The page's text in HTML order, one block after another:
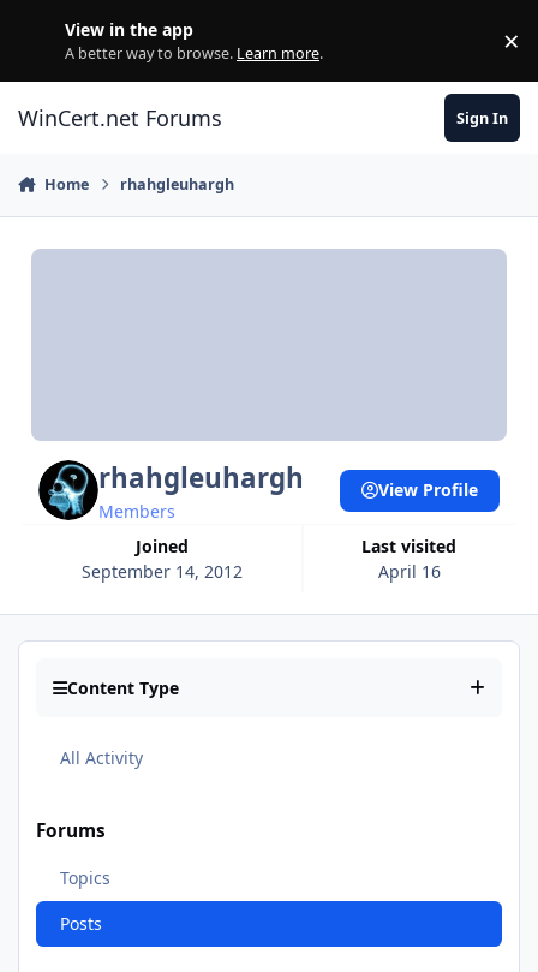
View in the app
A better way to browse. Learn more. ×
WinCert.net Forums Sign In
Home rhahgleuhargh
rhahgleuhargh
Members
Joined
September 14, 2012
Last visited
April 16
View Profile
Content Type
All Activity
Forums
Topics
Posts